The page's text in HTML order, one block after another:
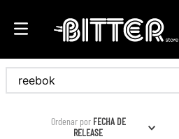
Buscar
Ordenar por FECHA DE
RELEASE